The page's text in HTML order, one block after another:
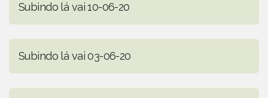
Subindo lá vai 10-06-20
Subindo lá vai 03-06-20